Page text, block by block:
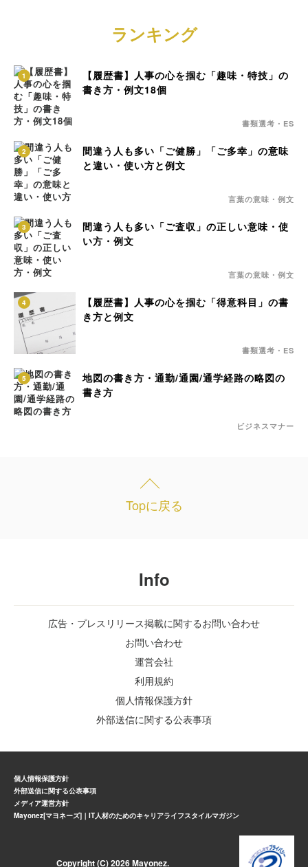
ランキング
1
【履歴書】人事の心を掴む「趣味・特技」の
書き方・例文18個
書類選考・ES
2
間違う人も多い「ご健勝」「ご多幸」の意味
と違い・使い方と例文
言葉の意味・例文
3
間違う人も多い「ご査収」の正しい意味・使
い方・例文
言葉の意味・例文
4
【履歴書】人事の心を掴む「得意科目」の書
き方と例文
書類選考・ES
5
地図の書き方・通勤/通園/通学経路の略図の
書き方
ビジネスマナー
Topに戻る
Info
広告・プレスリリース掲載に関するお問い合わせ
お問い合わせ
運営会社
利用規約
個人情報保護方針
外部送信に関する公表事項
個人情報保護方針
外部送信に関する公表事項
メディア運営方針
Mayonez[マヨネーズ]｜IT人材のためのキャリアライフスタイルマガジン
Copyright (C) 2026 Mayonez.